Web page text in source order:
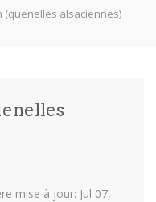
Dessert En bonne s…
(quenelles alsaciennes)
mise à jour: Jul 07,